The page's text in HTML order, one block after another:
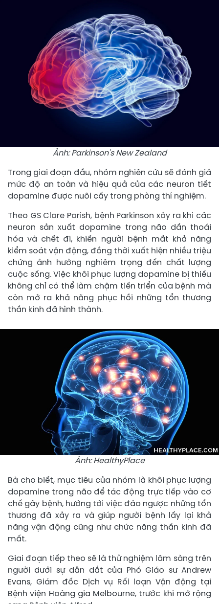
Ảnh: Parkinson's New Zealand
Trong giai đoạn đầu, nhóm nghiên cứu sẽ đánh giá
mức độ an toàn và hiệu quả của các neuron tiết
dopamine được nuôi cấy trong phòng thí nghiệm.
Theo GS Clare Parish, bệnh Parkinson xảy ra khi các
neuron sản xuất dopamine trong não dần thoái
hóa và chết đi, khiến người bệnh mất khả năng
kiểm soát vận động, đồng thời xuất hiện nhiều triệu
chứng ảnh hưởng nghiêm trọng đến chất lượng
cuộc sống. Việc khôi phục lượng dopamine bị thiếu
không chỉ có thể làm chậm tiến triển của bệnh mà
còn mở ra khả năng phục hồi những tổn thương
thần kinh đã hình thành.
Ảnh: HealthyPlace
Bà cho biết, mục tiêu của nhóm là khôi phục lượng
dopamine trong não để tác động trực tiếp vào cơ
chế gây bệnh, hướng tới việc đảo ngược những tổn
thương đã xảy ra và giúp người bệnh lấy lại khả
năng vận động cũng như chức năng thần kinh đã
mất.
Giai đoạn tiếp theo sẽ là thử nghiệm lâm sàng trên
người dưới sự dẫn dắt của Phó Giáo sư Andrew
Evans, Giám đốc Dịch vụ Rối loạn Vận động tại
Bệnh viện Hoàng gia Melbourne, trước khi mở rộng